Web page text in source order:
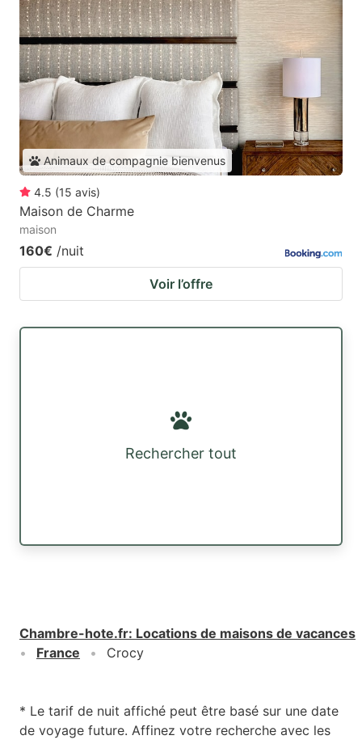
Animaux de compagnie bienvenus
4.5 (15 avis)
Maison de Charme
maison
160€ /nuit
Voir l’offre
Rechercher tout
Chambre-hote.fr: Locations de maisons de vacances
France
Crocy
* Le tarif de nuit affiché peut être basé sur une date
de voyage future. Affinez votre recherche avec les